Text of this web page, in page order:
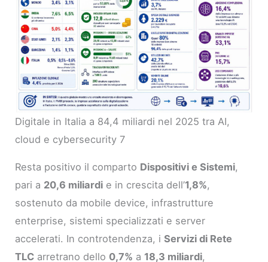
Digitale in Italia a 84,4 miliardi nel 2025 tra AI,
cloud e cybersecurity 7
Resta positivo il comparto Dispositivi e Sistemi,
pari a 20,6 miliardi e in crescita dell’1,8%,
sostenuto da mobile device, infrastrutture
enterprise, sistemi specializzati e server
accelerati. In controtendenza, iServizi di Rete
TLC arretrano dello 0,7% a 18,3 miliardi,